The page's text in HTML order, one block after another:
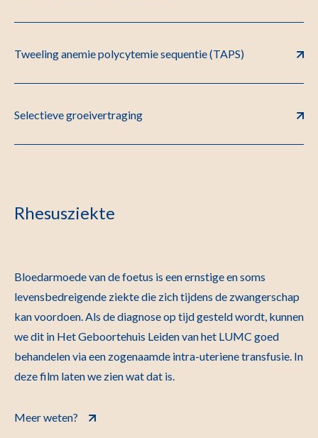
Tweeling anemie polycytemie sequentie (TAPS)
Selectieve groeivertraging
Rhesusziekte
Bloedarmoede van de foetus is een ernstige en soms
levensbedreigende ziekte die zich tijdens de zwangerschap
kan voordoen. Als de diagnose op tijd gesteld wordt, kunnen
we dit in Het Geboortehuis Leiden van het LUMC goed
behandelen via een zogenaamde intra-uteriene transfusie. In
deze film laten we zien wat dat is.
Meer weten?